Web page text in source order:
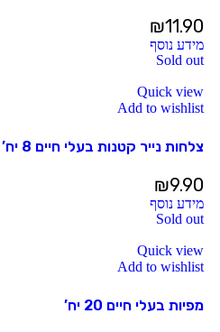
₪11.90
מידע נוסף
Sold out
Quick view
Add to wishlist
צלחות נייר קטנות בעלי חיים 8 יח’
₪9.90
מידע נוסף
Sold out
Quick view
Add to wishlist
מפיות בעלי חיים 20 יח’